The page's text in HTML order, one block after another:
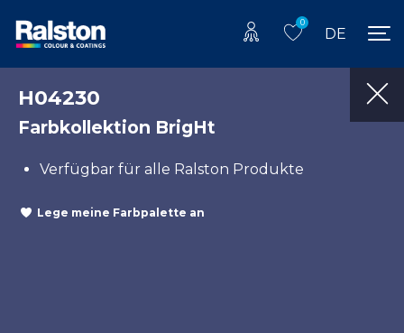
0
DE
H04230
Farbkollektion BrigHt
Verfügbar für alle Ralston Produkte
Lege meine Farbpalette an